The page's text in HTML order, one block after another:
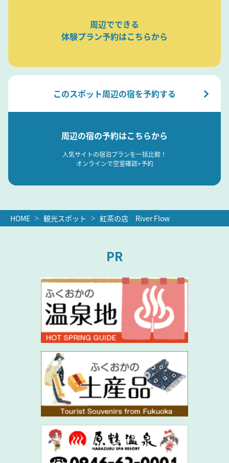
周辺でできる
体験プラン予約はこちらから
このスポット周辺の宿を予約する
周辺の宿の予約はこちらから
人気サイトの宿泊プランを一括比較！
オンラインで空室確認+予約
HOME 観光スポット 紅茶の店 River Flow
PR